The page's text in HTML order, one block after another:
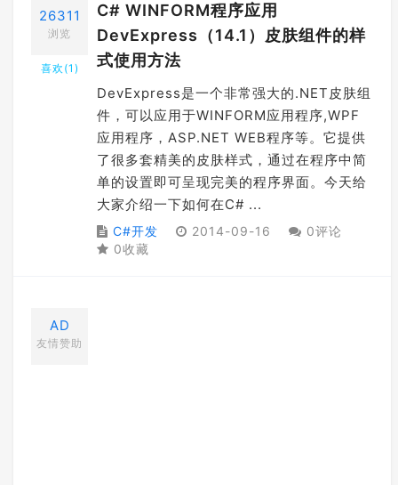
26311
浏览
喜欢(1 )
C# WINFORM程序应用
DevExpress（14.1）皮肤组件的样
式使用方法
DevExpress是一个非常强大的.NET皮肤组
件，可以应用于WINFORM应用程序,WPF
应用程序，ASP.NET WEB程序等。它提供
了很多套精美的皮肤样式，通过在程序中简
单的设置即可呈现完美的程序界面。今天给
大家介绍一下如何在C# ...
C#开发 2014-09-16
0评论
0收藏
AD
友情赞助